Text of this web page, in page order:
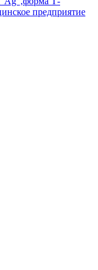
предприятие